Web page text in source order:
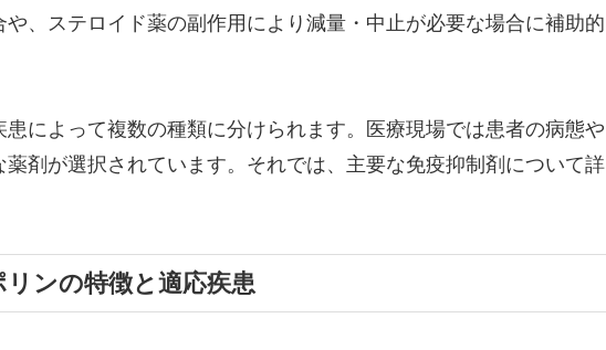
、ステロイド薬の副作用により減量・中止が必要な場合に補助的
患によって複数の種類に分けられます。医療現場では患者の病態や
剤が選択されています。それでは、主要な免疫抑制剤について詳
ンの特徴と適応疾患